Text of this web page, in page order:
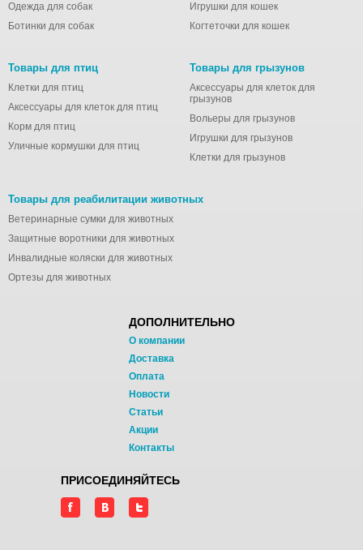
Одежда для собак
Ботинки для собак
Игрушки для кошек
Когтеточки для кошек
Товары для птиц
Клетки для птиц
Аксессуары для клеток для птиц
Корм для птиц
Уличные кормушки для птиц
Товары для грызунов
Аксессуары для клеток для
грызунов
Вольеры для грызунов
Игрушки для грызунов
Клетки для грызунов
Товары для реабилитации животных
Ветеринарные сумки для животных
Защитные воротники для животных
Инвалидные коляски для животных
Ортезы для животных
ДОПОЛНИТЕЛЬНО
О компании
Доставка
Оплата
Новости
Статьи
Акции
Контакты
ПРИСОЕДИНЯЙТЕСЬ